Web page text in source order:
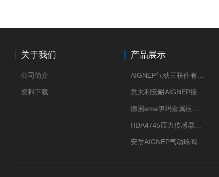
关于我们
公司简介
资料下载
产品展示